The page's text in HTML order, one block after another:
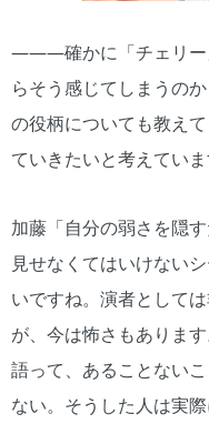
―――確かに「チェリー
らそう感じてしまうの
の役柄についても教え
ていきたいと考えていま
加藤「自分の弱さを隠
見せなくてはいけない
いですね。演者として
が、今は怖さもありま
語って、あることない
ない。そうした人は実